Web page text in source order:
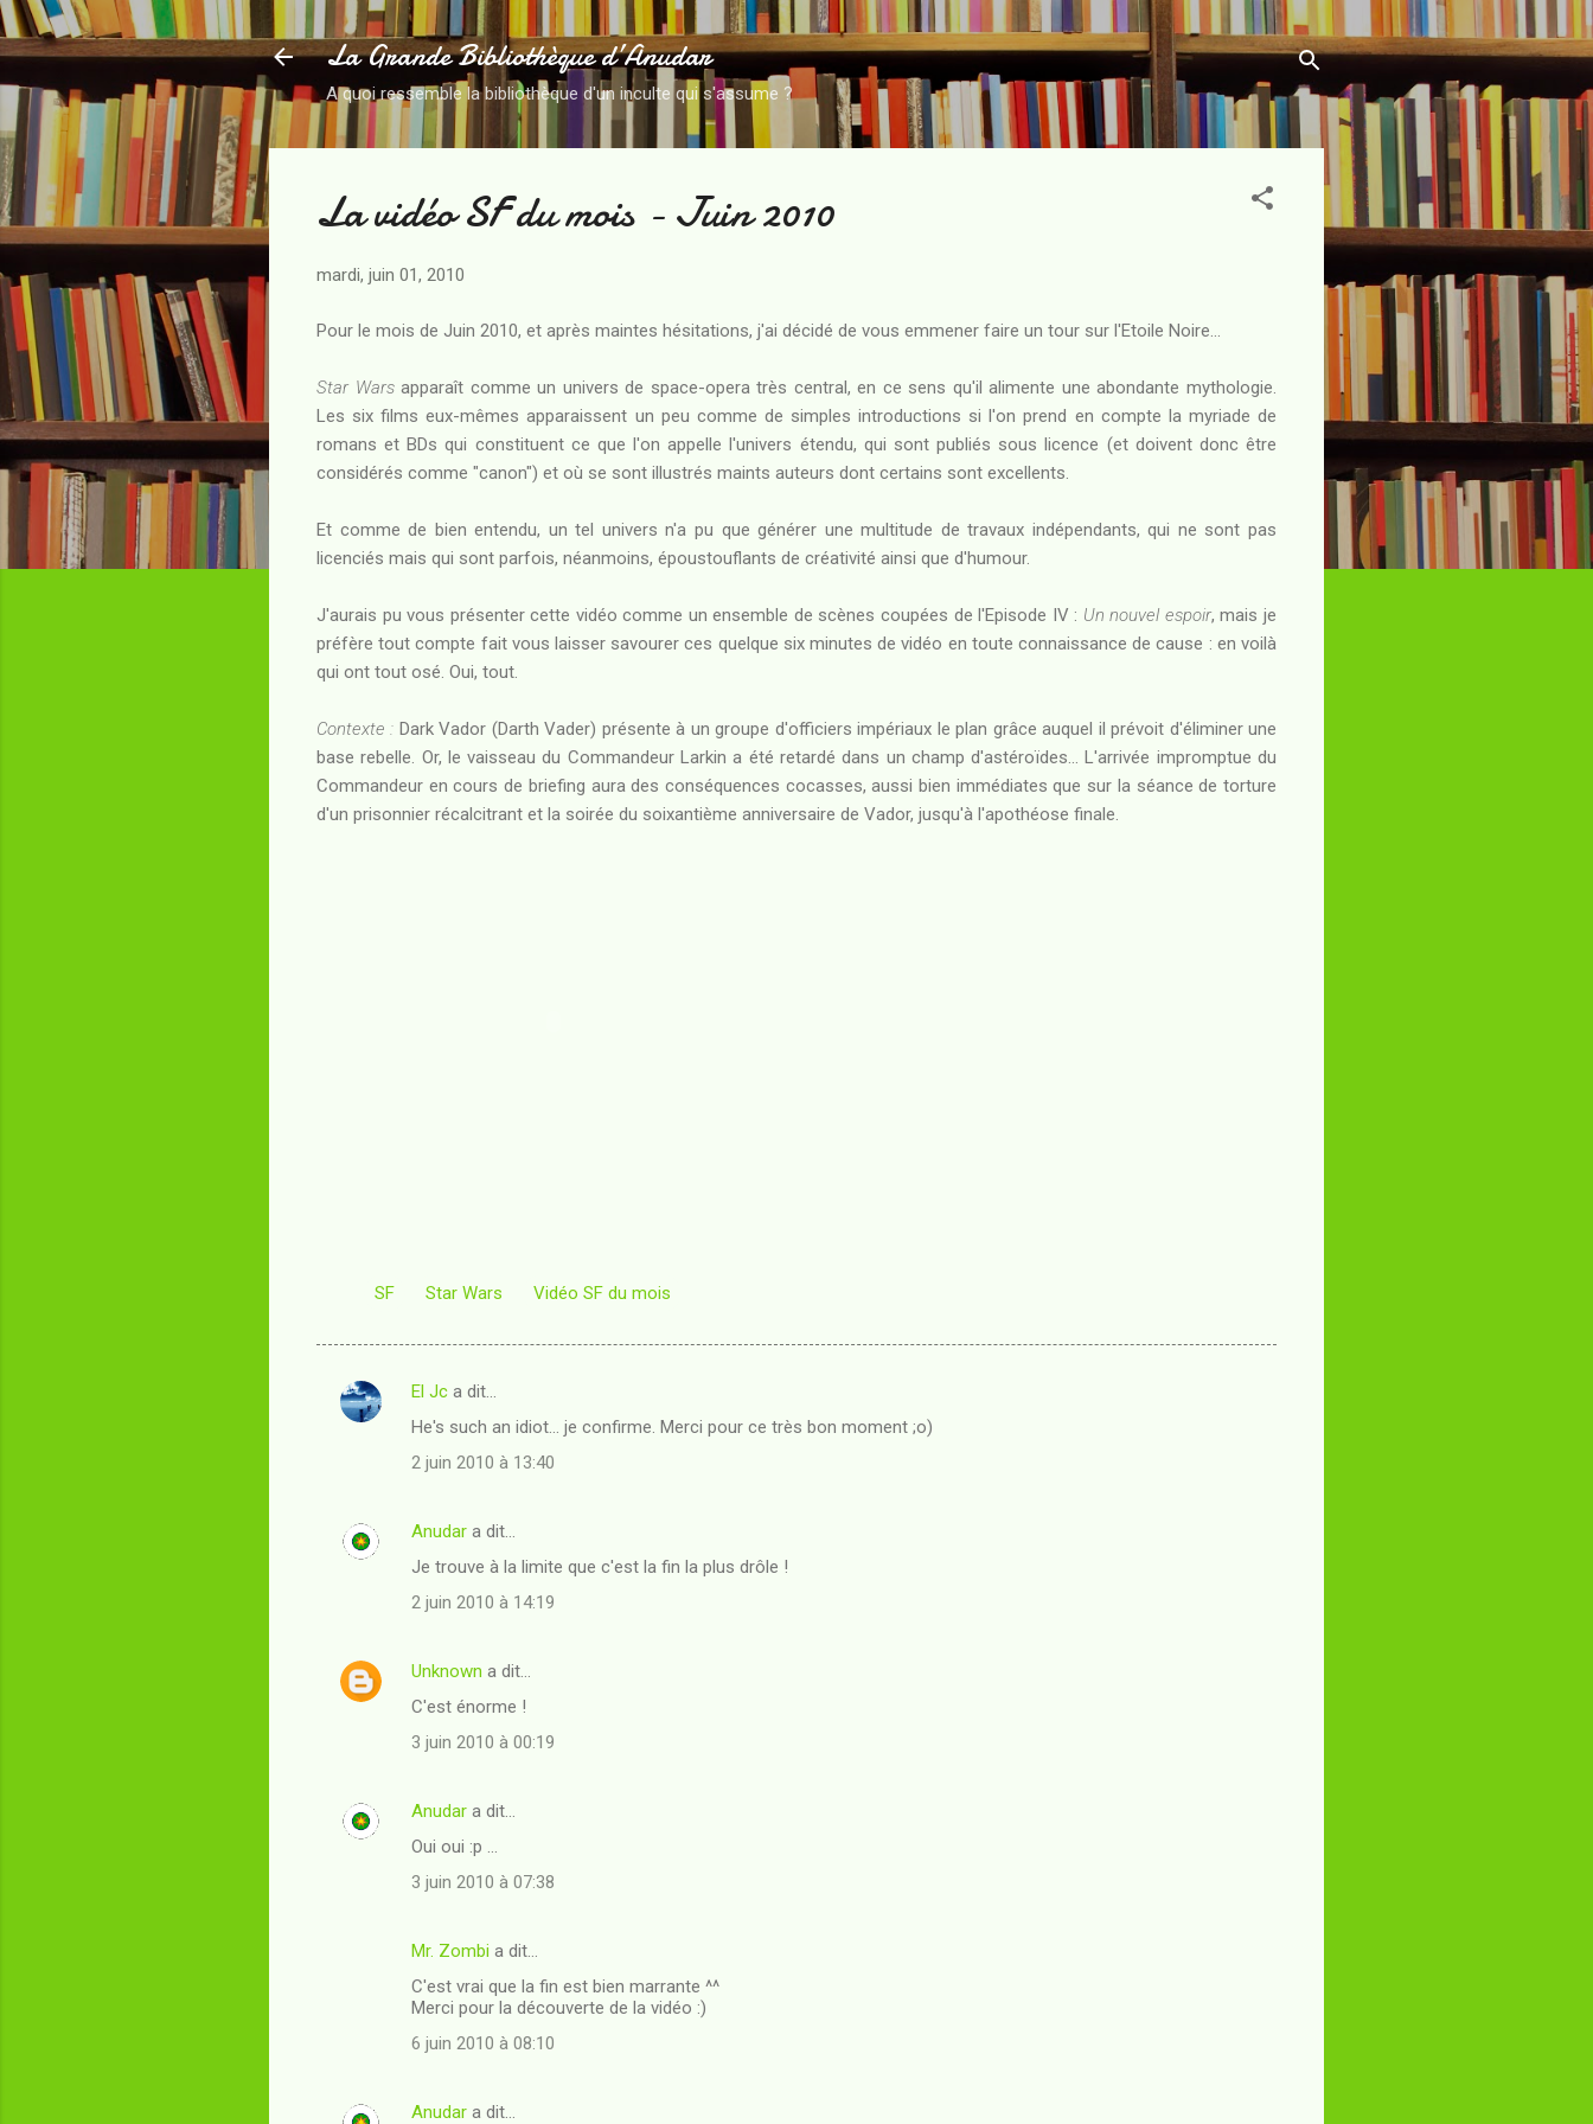
Accéder au contenu principal
La Grande Bibliothèque d’Anudar
A quoi ressemble la bibliothèque d'un inculte qui s'assume ?
La vidéo SF du mois - Juin 2010
mardi, juin 01, 2010
Pour le mois de Juin 2010, et après maintes hésitations, j'ai décidé de vous emmener faire un tour sur l'Etoile Noire...
Star Warsapparaît comme un univers de space-opera très central, en ce sens qu'il alimente une abondante mythologie.
Les six films eux-mêmes apparaissent un peu comme de simples introductions si l'on prend en compte la myriade de
romans et BDs qui constituent ce que l'on appelle l'univers étendu, qui sont publiés sous licence (et doivent donc être
considérés comme "canon") et où se sont illustrés maints auteurs dont certains sont excellents.
Et comme de bien entendu, un tel univers n'a pu que générer une multitude de travaux indépendants, qui ne sont pas
licenciés mais qui sont parfois, néanmoins, époustouflants de créativité ainsi que d'humour.
J'aurais pu vous présenter cette vidéo comme un ensemble de scènes coupées de l'Episode IV : Un nouvel espoir, mais je
préfère tout compte fait vous laisser savourer ces quelque six minutes de vidéo en toute connaissance de cause : en voilà
qui ont tout osé. Oui, tout.
Contexte : Dark Vador (Darth Vader) présente à un groupe d'officiers impériaux le plan grâce auquel il prévoit d'éliminer une
base rebelle. Or, le vaisseau du Commandeur Larkin a été retardé dans un champ d'astéroïdes... L'arrivée impromptue du
Commandeur en cours de briefing aura des conséquences cocasses, aussi bien immédiates que sur la séance de torture
d'un prisonnier récalcitrant et la soirée du soixantième anniversaire de Vador, jusqu'à l'apothéose finale.
SF Star Wars Vidéo SF du mois
C
e
i
r
El Jc a dit…
He's such an idiot... je confirme. Merci pour ce très bon moment ;o)
2 juin 2010 à 13:40
Anudar a dit…
Je trouve à la limite que c'est la fin la plus drôle !
2 juin 2010 à 14:19
Unknown a dit…
C'est énorme !
3 juin 2010 à 00:19
Anudar a dit…
Oui oui :p ...
3 juin 2010 à 07:38
Mr. Zombi a dit…
C'est vrai que la fin est bien marrante ^^
Merci pour la découverte de la vidéo :)
6 juin 2010 à 08:10
Anudar a dit…